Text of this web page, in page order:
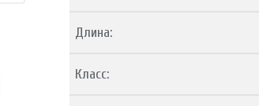
Длина:
Класс: